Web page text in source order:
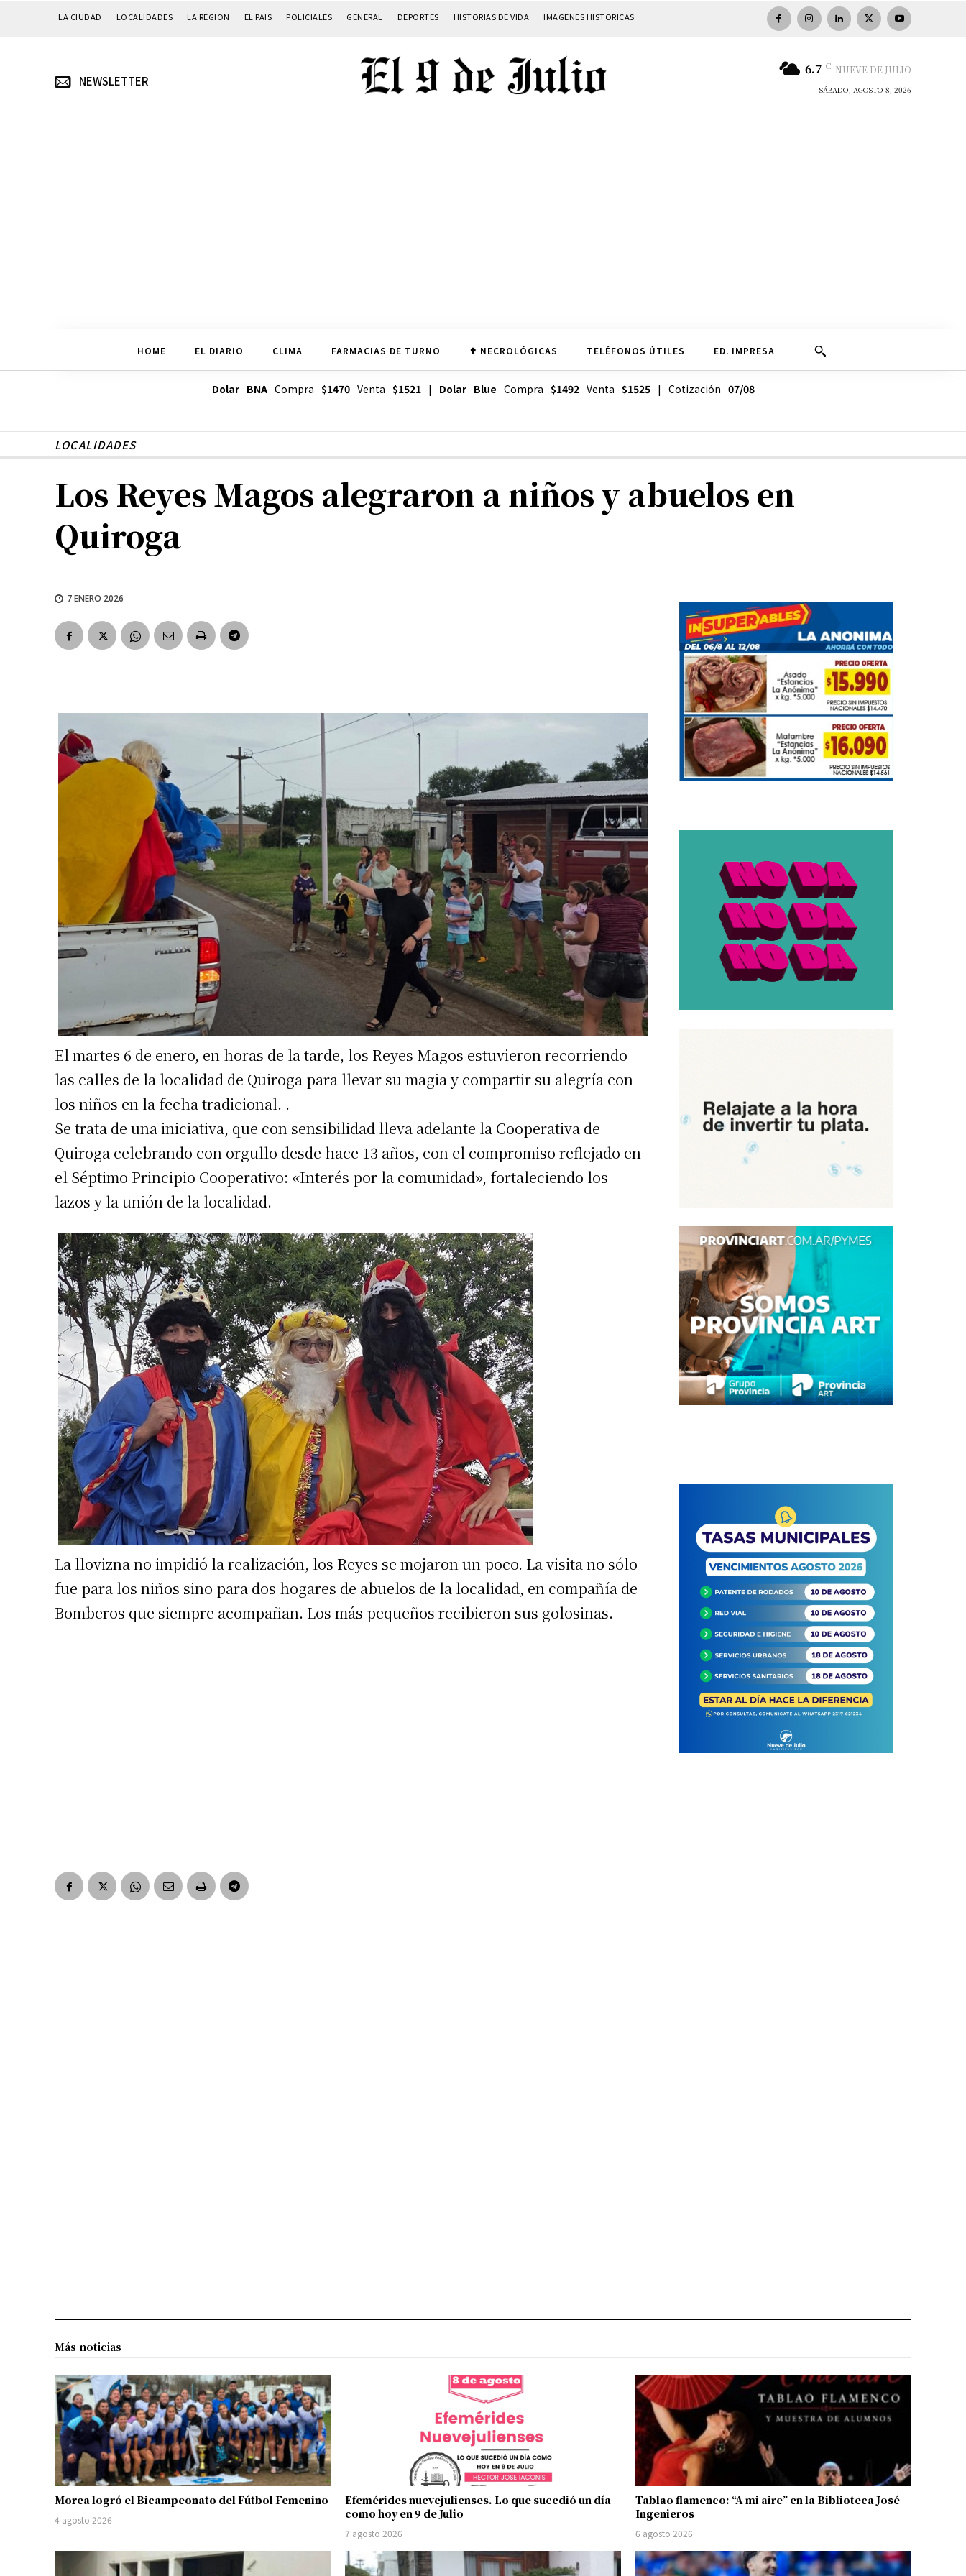
Suscribirme gratis
Dirección de correo electrónico
Nombre
LA CIUDAD LOCALIDADES LA REGION EL PAIS POLICIALES GENERAL DEPORTES HISTORIAS DE VIDA IMAGENES HISTORICAS
NEWSLETTER
6.7 C NUEVE DE JULIO
SÁBADO, AGOSTO 8, 2026
HOME EL DIARIO CLIMA FARMACIAS DE TURNO ✟ NECROLÓGICAS TELÉFONOS ÚTILES ED. IMPRESA
Dolar BNACompra $1470Venta $1521| Dolar Blue Compra $1492Venta $1525| Cotización 07/08
LOCALIDADES
Los Reyes Magos alegraron a niños y abuelos en
Quiroga
7 ENERO 2026
El martes 6 de enero, en horas de la tarde, los Reyes Magos estuvieron recorriendo
las calles de la localidad de Quiroga para llevar su magia y compartir su alegría con
los niños en la fecha tradicional. .
Se trata de una iniciativa, que con sensibilidad lleva adelante la Cooperativa de
Quiroga celebrando con orgullo desde hace 13 años, con el compromiso reflejado en
el Séptimo Principio Cooperativo: «Interés por la comunidad», fortaleciendo los
lazos y la unión de la localidad.
La llovizna no impidió la realización, los Reyes se mojaron un poco. La visita no sólo
fue para los niños sino para dos hogares de abuelos de la localidad, en compañía de
Bomberos que siempre acompañan. Los más pequeños recibieron sus golosinas.
Más noticias
Morea logró el Bicampeonato del Fútbol Femenino
4 agosto 2026
Efemérides nuevejulienses. Lo que sucedió un día
como hoy en 9 de Julio
7 agosto 2026
Tablao flamenco: “A mi aire” en la Biblioteca José
Ingenieros
6 agosto 2026